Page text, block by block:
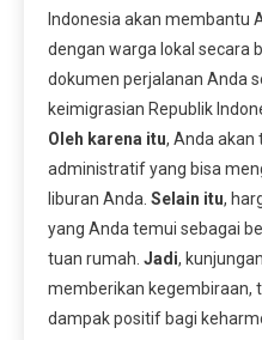
Indonesia akan membantu
dengan warga lokal secara
dokumen perjalanan Anda
keimigrasian Republik
Oleh karena itu, Anda akan
administratif yang bisa
liburan Anda. Selain itu,
yang Anda temui sebagai
tuan rumah. Jadi,
memberikan kegembiraan,
dampak positif bagi